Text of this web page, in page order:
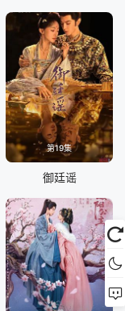
第19集
御廷谣